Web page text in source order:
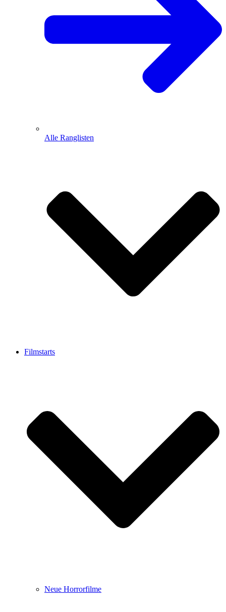
Alle Ranglisten
Filmstarts
Neue Horrorfilme